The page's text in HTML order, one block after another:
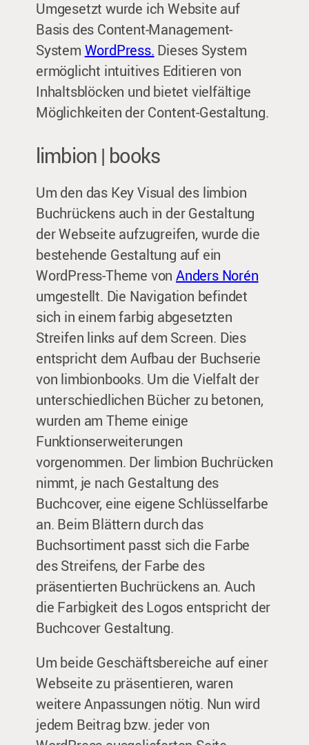
Umgesetzt wurde ich Website auf
Basis des Content-Management-
System WordPress. Dieses System
ermöglicht intuitives Editieren von
Inhaltsblöcken und bietet vielfältige
Möglichkeiten der Content-Gestaltung.
limbion | books
Um den das Key Visual des limbion
Buchrückens auch in der Gestaltung
der Webseite aufzugreifen, wurde die
bestehende Gestaltung auf ein
WordPress-Theme vonAnders Norén
umgestellt. Die Navigation befindet
sich in einem farbig abgesetzten
Streifen links auf dem Screen. Dies
entspricht dem Aufbau der Buchserie
von limbionbooks. Um die Vielfalt der
unterschiedlichen Bücher zu betonen,
wurden am Theme einige
Funktionserweiterungen
vorgenommen. Der limbion Buchrücken
nimmt, je nach Gestaltung des
Buchcover, eine eigene Schlüsselfarbe
an. Beim Blättern durch das
Buchsortiment passt sich die Farbe
des Streifens, der Farbe des
präsentierten Buchrückens an. Auch
die Farbigkeit des Logos entspricht der
Buchcover Gestaltung.
Um beide Geschäftsbereiche auf einer
Webseite zu präsentieren, waren
weitere Anpassungen nötig. Nun wird
jedem Beitrag bzw. jeder von